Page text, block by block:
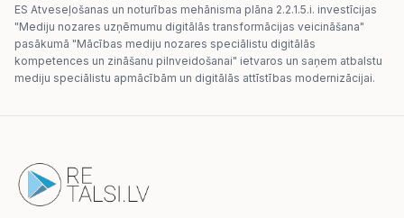
ES Atveseļošanas un noturības mehānisma plāna 2.2.1.5.i. investīcijas
"Mediju nozares uzņēmumu digitālās transformācijas veicināšana"
pasākumā "Mācības mediju nozares speciālistu digitālās
kompetences un zināšanu pilnveidošanai" ietvaros un saņem atbalstu
mediju speciālistu apmācībām un digitālās attīstības modernizācijai.